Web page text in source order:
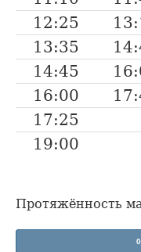
12:25
13:35
14:45
16:00
17:25
19:00
Протяжённость